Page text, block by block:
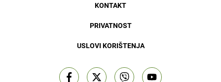
KONTAKT
PRIVATNOST
USLOVI KORIŠTENJA